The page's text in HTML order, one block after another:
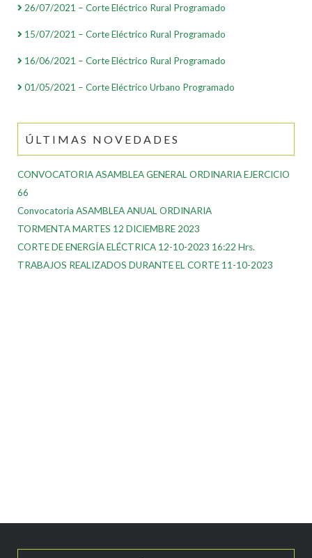
26/07/2021 – Corte Eléctrico Rural Programado
15/07/2021 – Corte Eléctrico Rural Programado
16/06/2021 – Corte Eléctrico Rural Programado
01/05/2021 – Corte Eléctrico Urbano Programado
ÚLTIMAS NOVEDADES
CONVOCATORIA ASAMBLEA GENERAL ORDINARIA EJERCICIO
66
Convocatoria ASAMBLEA ANUAL ORDINARIA
TORMENTA MARTES 12 DICIEMBRE 2023
CORTE DE ENERGÍA ELÉCTRICA 12-10-2023 16:22 Hrs.
TRABAJOS REALIZADOS DURANTE EL CORTE 11-10-2023